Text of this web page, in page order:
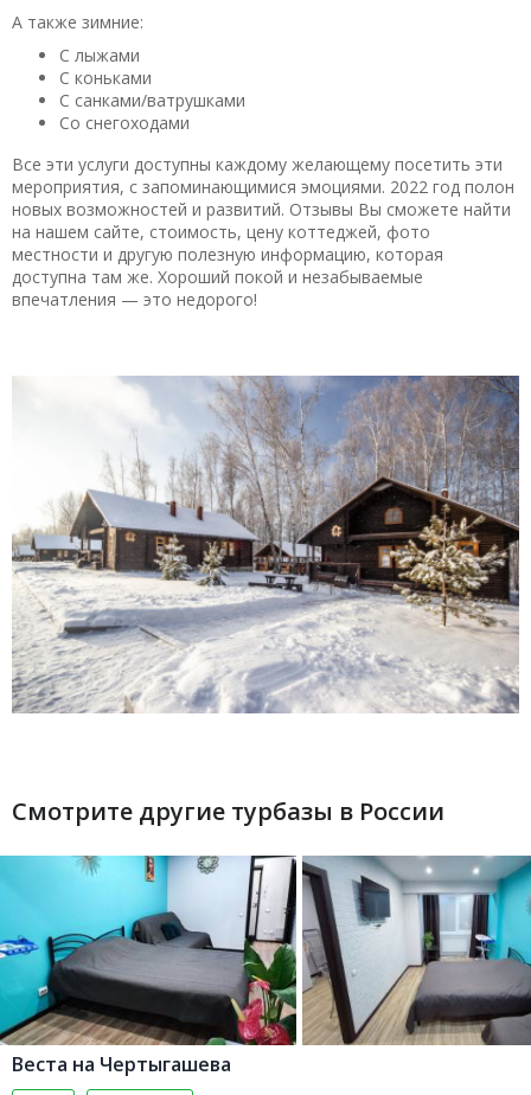
А также зимние:
С лыжами
С коньками
С санками/ватрушками
Со снегоходами
Все эти услуги доступны каждому желающему посетить эти
мероприятия, с запоминающимися эмоциями. 2022 год полон
новых возможностей и развитий. Отзывы Вы сможете найти
на нашем сайте, стоимость, цену коттеджей, фото
местности и другую полезную информацию, которая
доступна там же. Хороший покой и незабываемые
впечатления — это недорого!
Смотрите другие турбазы в России
Веста на Чертыгашева